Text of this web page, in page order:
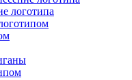
логотипа